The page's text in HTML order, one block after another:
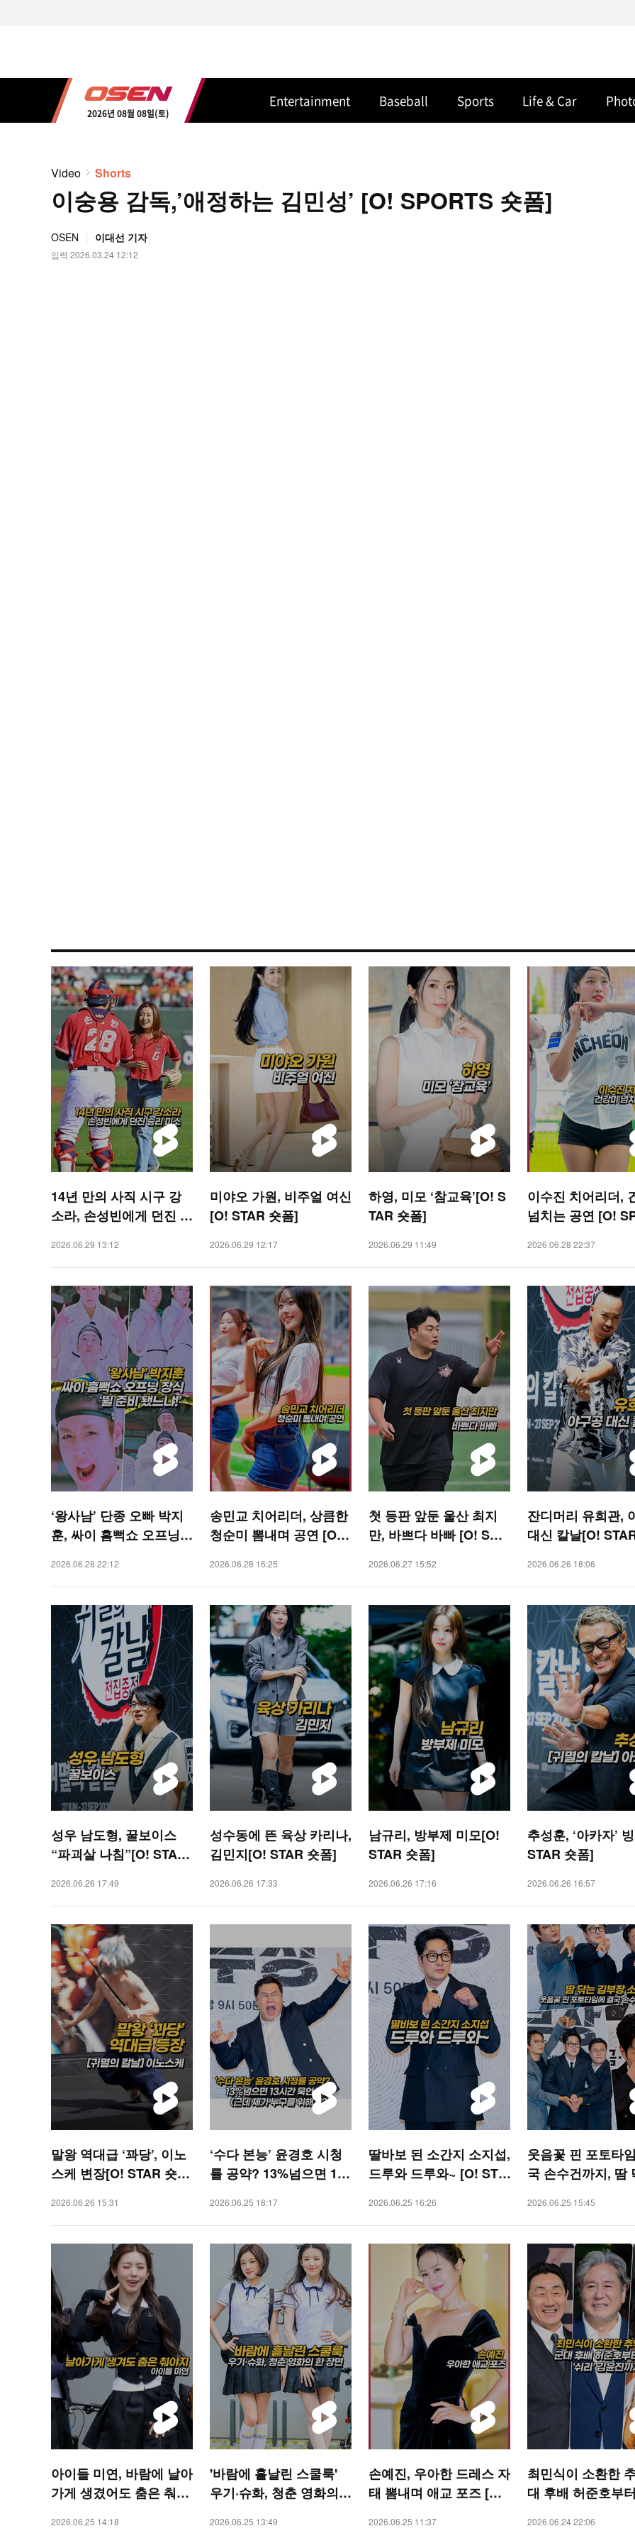
2026년 08월 08일(토)
Entertainment Baseball Sports Life & Car
Video Shorts
이숭용 감독,’애정하는 김민성’ [O! SPORTS 숏폼]
OSEN 이대선 기자
입력 2026.03.24 12:12
14년 만의 사직 시구 강
소라, 손성빈에게 던진 승
폼]
2026.06.29 13:12
미야오 가원, 비주얼 여신
[O! STAR 숏폼]
2026.06.29 12:17
하영, 미모 ‘참교육’[O! S
TAR 숏폼]
2026.06.29 11:49
이수진 치어리더,
넘치는 공연 [O!
2026.06.28 22:37
‘왕사남’ 단종 오빠 박지
훈, 싸이 흠뻑쇼 오프닝
2026.06.28 22:12
송민교 치어리더, 상큼한
청순미 뽐내며 공연 [O!
2026.06.28 16:25
첫 등판 앞둔 울산 최지
만, 바쁘다 바빠 [O! SPO
2026.06.27 15:52
잔디머리 유희관,
대신 칼날[O!
2026.06.26 18:06
성우 남도형, 꿀보이스
“파괴살 나침”[O! STAR
2026.06.26 17:49
성수동에 뜬 육상 카리나,
김민지[O! STAR 숏폼]
2026.06.26 17:33
남규리, 방부제 미모[O!
STAR 숏폼]
2026.06.26 17:16
추성훈, ‘아카자’
STAR 숏폼]
2026.06.26 16:57
말왕 역대급 ‘꽈당’, 이노
스케 변장[O! STAR 숏
2026.06.26 15:31
‘수다 본능’ 윤경호 시청
률 공약? 13%넘으면 13
숏폼]
2026.06.25 18:17
딸바보 된 소간지 소지섭,
드루와 드루와~ [O! STA
2026.06.25 16:26
웃음꽃 핀 포토타
국 손수건까지, 땀
숏폼]
2026.06.25 15:45
아이들 미연, 바람에 날아
가게 생겼어도 춤은 춰야
2026.06.25 14:18
'바람에 흩날린 스쿨룩'
우기·슈화, 청춘 영화의
2026.06.25 13:49
손예진, 우아한 드레스 자
태 뽐내며 애교 포즈 [O!
2026.06.25 11:37
최민식이 소환한
대 후배 허준호부
R 숏폼]
2026.06.24 22:06